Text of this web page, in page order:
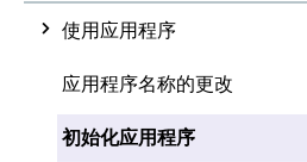
使用应用程序
应用程序名称的更改
初始化应用程序